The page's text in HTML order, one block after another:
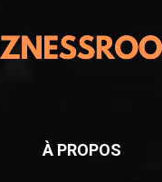
À PROPOS